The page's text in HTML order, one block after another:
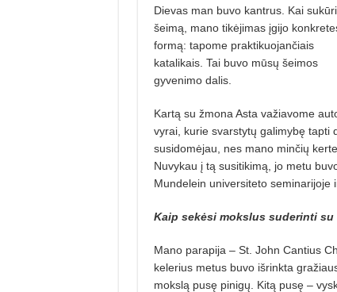
Dievas man buvo kantrus. Kai
šeimą, ma­no tikėjimas įgijo
formą: tapome praktikuojančiais
katalikais. Tai buvo mūsų šeimos
gyvenimo dalis.
Kartą su žmona Asta važiavome
vyrai, kurie svarstytų galimybę tapti
susidomėjau, nes mano minčių
Nuvykau į tą susitikimą, jo metu
Mundelein universiteto seminarijoje
Kaip sekėsi mokslus suderinti su
Mano parapija – St. John Cantius
kelerius metus buvo išrinkta
mokslą pusę pinigų. Kitą pusę –